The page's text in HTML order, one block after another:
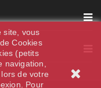
site, vous
Cookies
(petits
de votre
Pour